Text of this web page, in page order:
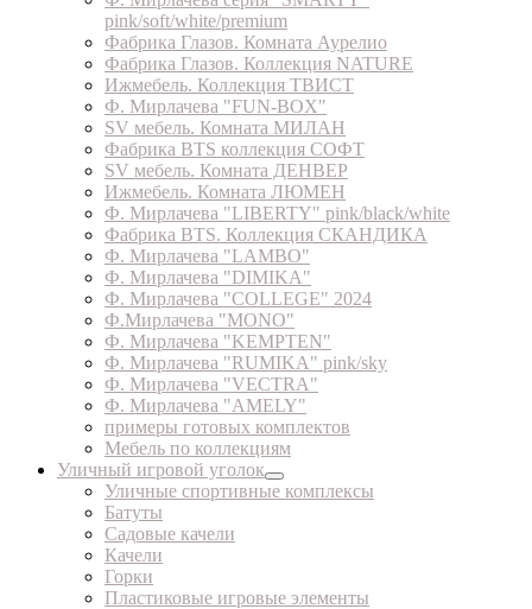
pink/soft/white/premium
Фабрика Глазов. Комната Аурелио
Фабрика Глазов. Коллекция NATURE
Ижмебель. Коллекция ТВИСТ
Ф. Мирлачева "FUN-BOX"
SV мебель. Комната МИЛАН
Фабрика BTS коллекция СОФТ
SV мебель. Комната ДЕНВЕР
Ижмебель. Комната ЛЮМЕН
Ф. Мирлачева "LIBERTY" pink/black/white
Фабрика BTS. Коллекция СКАНДИКА
Ф. Мирлачева "LAMBO"
Ф. Мирлачева "DIMIKA"
Ф. Мирлачева "COLLEGE" 2024
Ф.Мирлачева "MONO"
Ф. Мирлачева "KEMPTEN"
Ф. Мирлачева "RUMIKA" pink/sky
Ф. Мирлачева "VECTRA"
Ф. Мирлачева "AMELY"
примеры готовых комплектов
Мебель по коллекциям
Уличный игровой уголок
Уличные спортивные комплексы
Батуты
Садовые качели
Качели
Горки
Пластиковые игровые элементы